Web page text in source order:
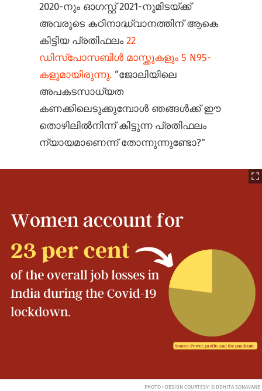
2020-നും ഓഗസ്റ്റ് 2021-നുമിടയ്ക്ക്
അവരുടെ കഠിനാദ്ധ്വാനത്തിന് ആകെ
കിട്ടിയ പ്രതിഫലം22
ഡിസ്പോസബിൾ മാസ്ക്കുകളും 5 N95-
കളുമായിരുന്നു.“ജോലിയിലെ
അപകടസാധ്യത
കണക്കിലെടുക്കുമ്പോൾ ഞങ്ങൾക്ക് ഈ
തൊഴിലിൽനിന്ന് കിട്ടുന്ന പ്രതിഫലം
ന്യായമാണെന്ന് തോന്നുന്നുണ്ടോ?”
PHOTO • DESIGN COURTESY: SIDDHITA SONAVANE